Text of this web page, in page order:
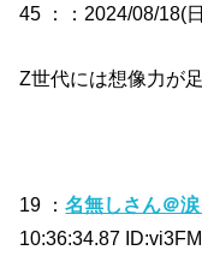
45 ： ：2024/08/18(
Z世代には想像力が
19 ：名無しさん＠
10:36:34.87